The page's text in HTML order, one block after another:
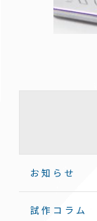
お知らせ
試作コラム